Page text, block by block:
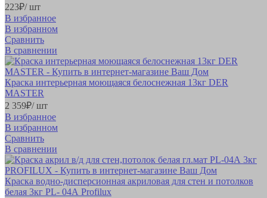
223₽/ шт
В избранное
В избранном
Сравнить
В сравнении
Краска интерьерная моющаяся белоснежная 13кг DER
MASTER
2 359₽/ шт
В избранное
В избранном
Сравнить
В сравнении
Краска водно-дисперсионная акриловая для стен и потолков
белая 3кг PL- 04А Profilux